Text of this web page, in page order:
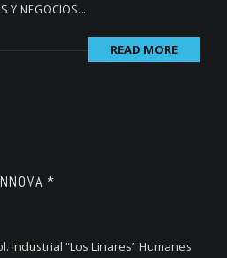
Y NEGOCIOS...
READ MORE
*
Industrial “Los Linares” Humanes